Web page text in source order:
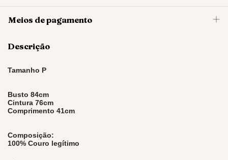
Meios de pagamento
Descrição
Tamanho P
Busto 84cm
Cintura 76cm
Comprimento 41cm
Composição:
100% Couro legítimo